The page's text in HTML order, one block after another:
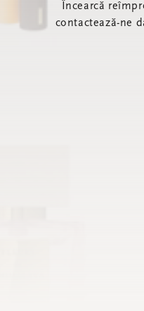
Încearcă
contactează-ne